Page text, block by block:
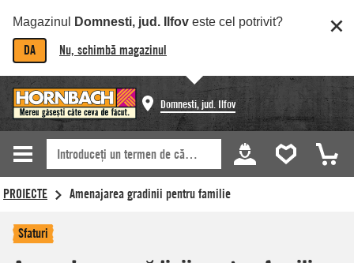
Magazinul Domnesti, jud. Ilfov este cel potrivit?
DA Nu, schimbă magazinul
Domnesti, jud. Ilfov